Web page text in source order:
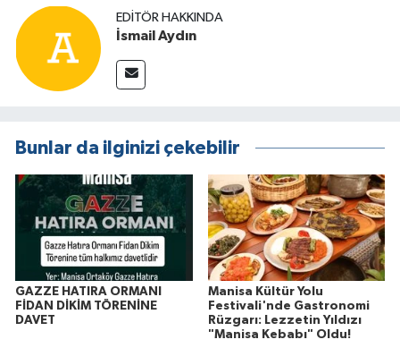
EDITÖR HAKKINDA
İsmail Aydın
Bunlar da ilginizi çekebilir
GAZZE HATIRA ORMANI
FİDAN DİKİM TÖRENİNE
DAVET
Manisa Kültür Yolu
Festivali'nde Gastronomi
Rüzgarı: Lezzetin Yıldızı
"Manisa Kebabı" Oldu!